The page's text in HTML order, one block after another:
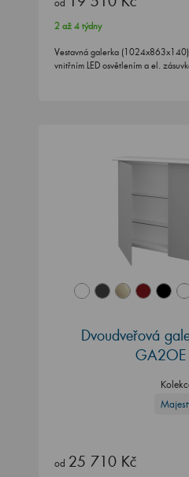
od
2 až 4 týdny
Vestavná galerka
vnitřním LED osvětlením a el.
Dvoudveřová
od 25 710 Kč